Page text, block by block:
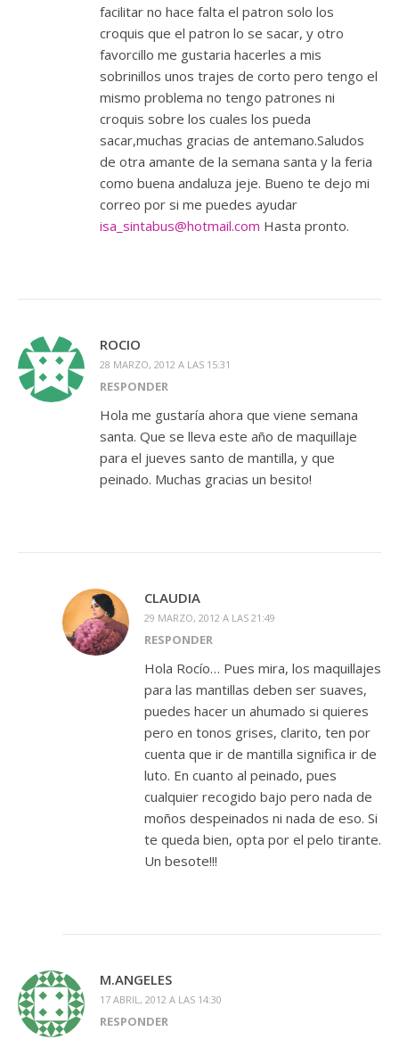
facilitar no hace falta el patron solo los
croquis que el patron lo se sacar, y otro
favorcillo me gustaria hacerles a mis
sobrinillos unos trajes de corto pero tengo el
mismo problema no tengo patrones ni
croquis sobre los cuales los pueda
sacar,muchas gracias de antemano.Saludos
de otra amante de la semana santa y la feria
como buena andaluza jeje. Bueno te dejo mi
correo por si me puedes ayudar
isa_sintabus@hotmail.com Hasta pronto.
ROCIO
28 MARZO, 2012 A LAS 15:31
RESPONDER
Hola me gustaría ahora que viene semana
santa. Que se lleva este año de maquillaje
para el jueves santo de mantilla, y que
peinado. Muchas gracias un besito!
CLAUDIA
29 MARZO, 2012 A LAS 21:49
RESPONDER
Hola Rocío… Pues mira, los maquillajes
para las mantillas deben ser suaves,
puedes hacer un ahumado si quieres
pero en tonos grises, clarito, ten por
cuenta que ir de mantilla significa ir de
luto. En cuanto al peinado, pues
cualquier recogido bajo pero nada de
moños despeinados ni nada de eso. Si
te queda bien, opta por el pelo tirante.
Un besote!!!
M.ANGELES
17 ABRIL, 2012 A LAS 14:30
RESPONDER